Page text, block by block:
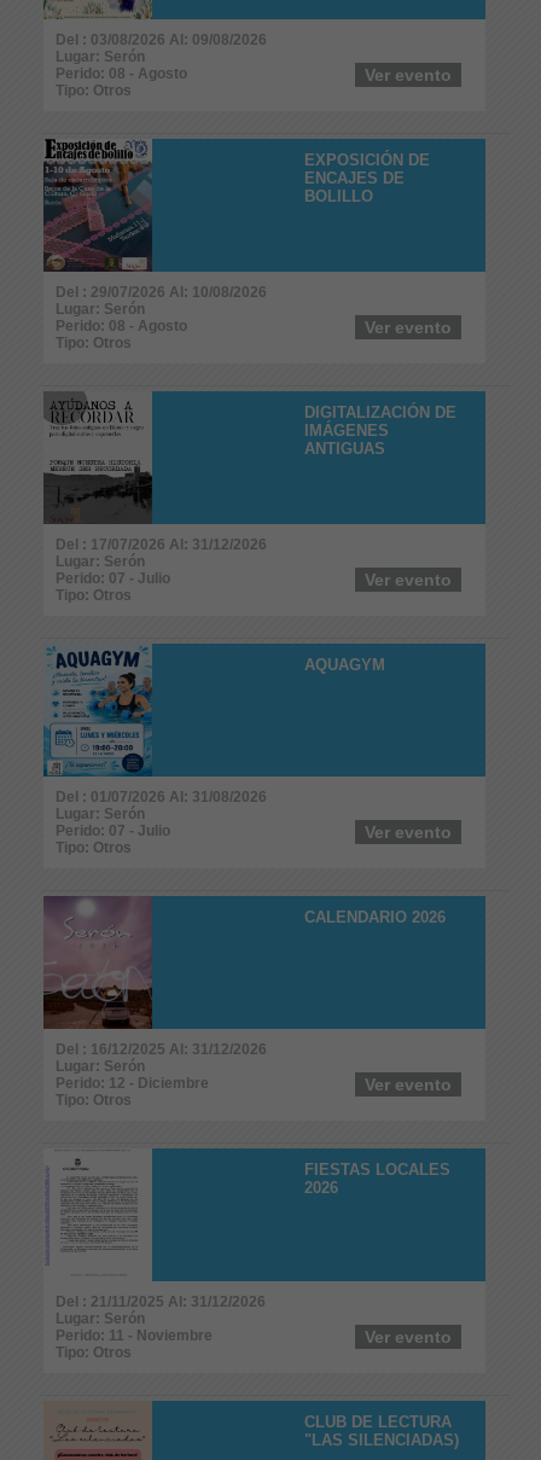
Del : 03/08/2026 Al: 09/08/2026
Lugar: Serón
Perido: 08 - Agosto
Tipo: Otros
Ver evento
EXPOSICIÓN DE
ENCAJES DE
BOLILLO
Del : 29/07/2026 Al: 10/08/2026
Lugar: Serón
Perido: 08 - Agosto
Tipo: Otros
Ver evento
DIGITALIZACIÓN DE
IMÁGENES
ANTIGUAS
Del : 17/07/2026 Al: 31/12/2026
Lugar: Serón
Perido: 07 - Julio
Tipo: Otros
Ver evento
AQUAGYM
Del : 01/07/2026 Al: 31/08/2026
Lugar: Serón
Perido: 07 - Julio
Tipo: Otros
Ver evento
CALENDARIO 2026
Del : 16/12/2025 Al: 31/12/2026
Lugar: Serón
Perido: 12 - Diciembre
Tipo: Otros
Ver evento
FIESTAS LOCALES
2026
Del : 21/11/2025 Al: 31/12/2026
Lugar: Serón
Perido: 11 - Noviembre
Tipo: Otros
Ver evento
CLUB DE LECTURA
"LAS SILENCIADAS)